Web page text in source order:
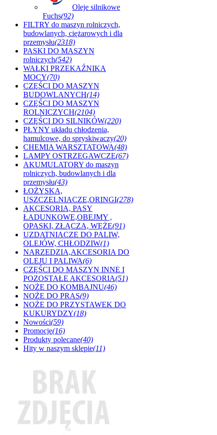
Oleje silnikowe
Fuchs(92)
FILTRY do maszyn rolniczych,
budowlanych, ciężarowych i dla
przemysłu(2318)
PASKI DO MASZYN
rolniczych(542)
WAŁKI PRZEKAŹNIKA
MOCY(70)
CZĘŚCI DO MASZYN
BUDOWLANYCH(14)
CZĘŚCI DO MASZYN
ROLNICZYCH(2104)
CZĘŚCI DO SILNIKÓW(220)
PŁYNY układu chłodzenia,
hamulcowe, do spryskiwaczy(20)
CHEMIA WARSZTATOWA(48)
LAMPY OSTRZEGAWCZE(67)
AKUMULATORY do maszyn
rolniczych, budowlanych i dla
przemysłu(43)
ŁOŻYSKA,
USZCZELNIACZE,ORINGI(278)
AKCESORIA, PASY
ŁADUNKOWE,OBEJMY ,
OPASKI, ZŁĄCZA, WĘŻE(91)
UZDATNIACZE DO PALIW,
OLEJÓW, CHŁODZIW(1)
NARZEDZIA,AKCESORIA DO
OLEJU I PALIWA(6)
CZĘŚCI DO MASZYN INNE I
POZOSTAŁE AKCESORIA(51)
NOŻE DO KOMBAJNU(46)
NOŻE DO PRAS(9)
NOŻE DO PRZYSTAWEK DO
KUKURYDZY(18)
Nowości(59)
Promocje(16)
Produkty polecane(40)
Hity w naszym sklepie(11)